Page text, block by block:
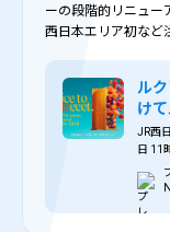
ーの段階的リニュー
西日本エリア初など
ル
け
JR西
日 11
てル